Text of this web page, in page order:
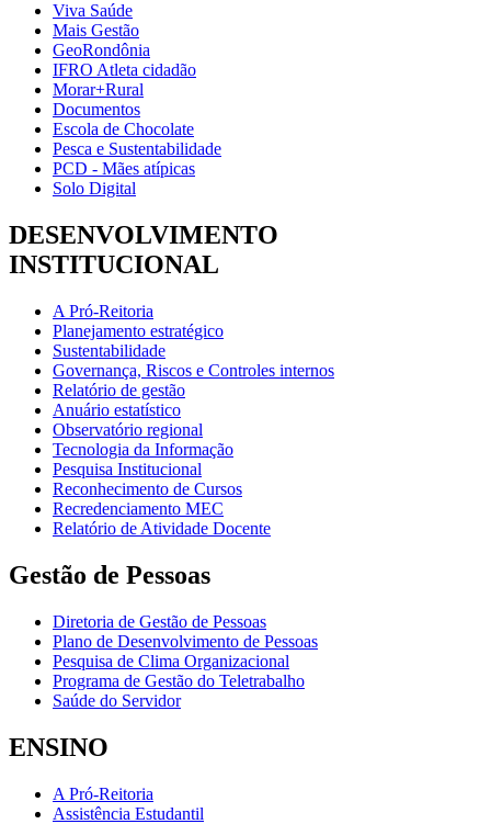
Viva Saúde
Mais Gestão
GeoRondônia
IFRO Atleta cidadão
Morar+Rural
Documentos
Escola de Chocolate
Pesca e Sustentabilidade
PCD - Mães atípicas
Solo Digital
DESENVOLVIMENTO
INSTITUCIONAL
A Pró-Reitoria
Planejamento estratégico
Sustentabilidade
Governança, Riscos e Controles internos
Relatório de gestão
Anuário estatístico
Observatório regional
Tecnologia da Informação
Pesquisa Institucional
Reconhecimento de Cursos
Recredenciamento MEC
Relatório de Atividade Docente
Gestão de Pessoas
Diretoria de Gestão de Pessoas
Plano de Desenvolvimento de Pessoas
Pesquisa de Clima Organizacional
Programa de Gestão do Teletrabalho
Saúde do Servidor
ENSINO
A Pró-Reitoria
Assistência Estudantil